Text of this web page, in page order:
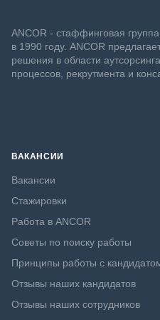
ANCOR - стаффинговая
в 1990 году. ANCOR
решения в области
процессов, рекрутмента и
ВАКАНСИИ
Вакансии
Стажировки
Работа в ANCOR
Советы по поиску работы
Принципы работы с
Отзывы наших кандидатов
Отзывы наших сотрудников